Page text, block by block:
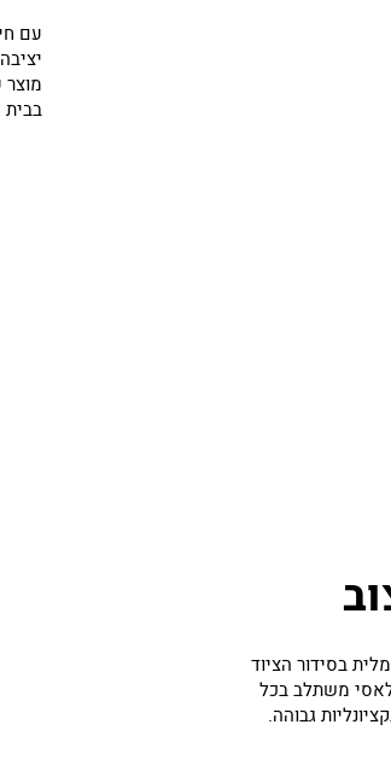
בבית
בסידור הציוד
משתלב בכל
גבוהה.